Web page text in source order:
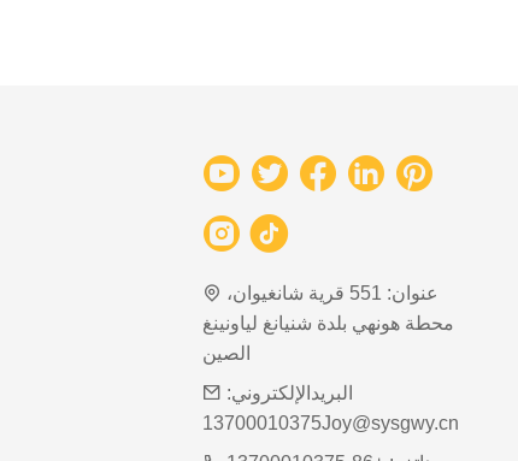
عنوان:
551 قرية شانغيوان،
محطة هونهي بلدة شنيانغ لياونينغ
الصين
البريدالإلكتروني:
13700010375Joy@sysgwy.cn